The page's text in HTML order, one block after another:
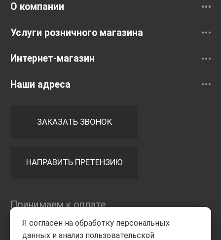
О компании
Услуги розничного магазина
Интернет-магазин
Наши адреса
ЗАКАЗАТЬ ЗВОНОК
НАПРАВИТЬ ПРЕТЕНЗИЮ
Принимаем к оплате
Я согласен на обработку персональных
данных и анализ пользовательской